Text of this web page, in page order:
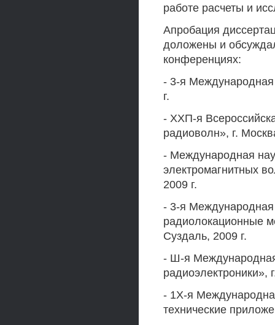
работе расчеты и
Апробация
доложены и
конференциях:
- 3-я
г.
- ХХП-я
радиоволн», г.
- Международная
электромагнитных
2009 г.
- 3-я Международная
радиолокационные
Суздаль, 2009 г.
- Ш-я
радиоэлектроники»,
- 1Х-я
технические